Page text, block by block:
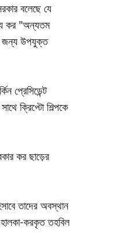
বলেছে যে
কর "অন্যতম
জন্য উপযুক্ত
প্রেসিডেন্ট
ক্রিপ্টো শিল্পকে
কর ছাড়ের
তাদের অবস্থান
হালকা-করকৃত তহবিল